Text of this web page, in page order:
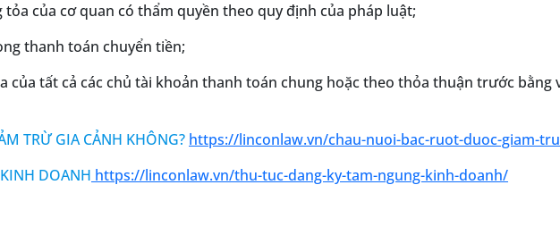
của cơ quan có thẩm quyền theo quy định của pháp luật;
thanh toán chuyển tiền;
của tất cả các chủ tài khoản thanh toán chung hoặc theo thỏa thuận trước
TRỪ GIA CẢNH KHÔNG? https://linconlaw.vn/chau-nuoi-bac-ruot-duoc-giam-
DOANH https://linconlaw.vn/thu-tuc-dang-ky-tam-ngung-kinh-doanh/